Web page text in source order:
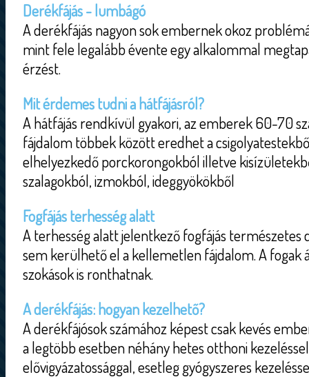
Derékfájás - lumbágó
A derékfájás nagyon sok embernek okoz
mint fele legalább évente egy alkalommal
érzést.
Mit érdemes tudni a hátfájásról?
A hátfájás rendkívül gyakori, az emberek 60-70
fájdalom többek között eredhet a
elhelyezkedő porckorongokból illetve
szalagokból, izmokból, ideggyökökből
Fogfájás terhesség alatt
A terhesség alatt jelentkező fogfájás természetes
sem kerülhető el a kellemetlen fájdalom. A fogak
szokások is ronthatnak.
A derékfájás: hogyan kezelhető?
A derékfájósok számához képest csak kevés
a legtöbb esetben néhány hetes otthoni
elővigyázatossággal, esetleg gyógyszeres